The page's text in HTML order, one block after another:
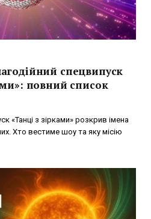
спецвипуск
повний список
«Танці з зірками» розкрив імена
Хто вестиме шоу та яку місію